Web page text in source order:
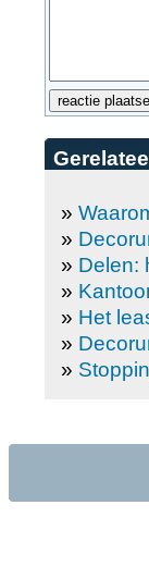
»
»
» Delen:
»
» Het
»
»